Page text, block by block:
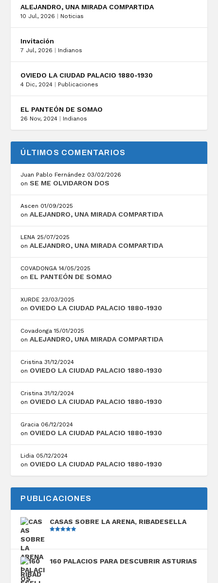
ALEJANDRO, UNA MIRADA COMPARTIDA
10 Jul, 2026 Noticias
Invitación
7 Jul, 2026 Indianos
OVIEDO LA CIUDAD PALACIO 1880-1930
4 Dic, 2024 Publicaciones
EL PANTEÓN DE SOMAO
26 Nov, 2024 Indianos
ÚLTIMOS COMENTARIOS
Juan Pablo Fernández 03/02/2026
onSE ME OLVIDARON DOS
Ascen 01/09/2025
onALEJANDRO, UNA MIRADA COMPARTIDA
LENA 25/07/2025
onALEJANDRO, UNA MIRADA COMPARTIDA
COVADONGA 14/05/2025
on EL PANTEÓN DE SOMAO
XURDE 23/03/2025
on OVIEDO LA CIUDAD PALACIO 1880-1930
Covadonga 15/01/2025
onALEJANDRO, UNA MIRADA COMPARTIDA
Cristina 31/12/2024
on OVIEDO LA CIUDAD PALACIO 1880-1930
Cristina 31/12/2024
on OVIEDO LA CIUDAD PALACIO 1880-1930
Gracia 06/12/2024
on OVIEDO LA CIUDAD PALACIO 1880-1930
Lidia 05/12/2024
on OVIEDO LA CIUDAD PALACIO 1880-1930
PUBLICACIONES
CASAS SOBRE LA ARENA, RIBADESELLA
5
160 PALACIOS PARA DESCUBRIR ASTURIAS